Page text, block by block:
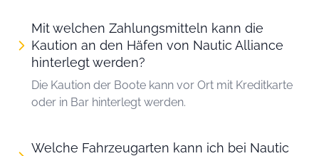
Mit welchen Zahlungsmitteln kann die
Kaution an den Häfen von Nautic Alliance
hinterlegt werden?
Die Kaution der Boote kann vor Ort mit Kreditkarte
oder in Bar hinterlegt werden.
Welche Fahrzeugarten kann ich bei Nautic